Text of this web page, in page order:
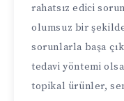
rahatsız edici
olumsuz bir
sorunlarla başa
tedavi yöntemi
topikal ürünler,